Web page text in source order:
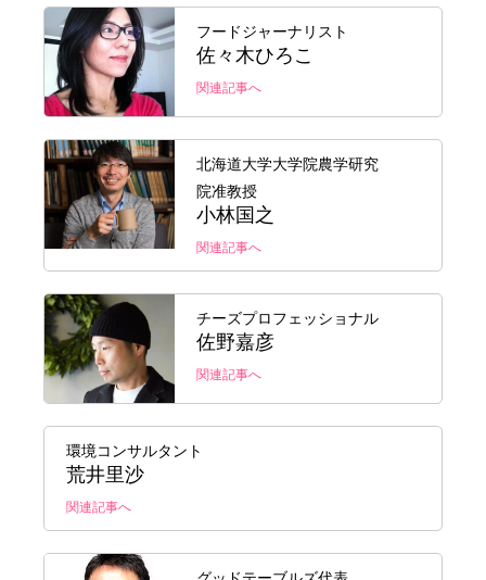
フードジャーナリスト
佐々木ひろこ
関連記事へ
北海道大学大学院農学研究
院准教授
小林国之
関連記事へ
チーズプロフェッショナル
佐野嘉彦
関連記事へ
環境コンサルタント
荒井里沙
関連記事へ